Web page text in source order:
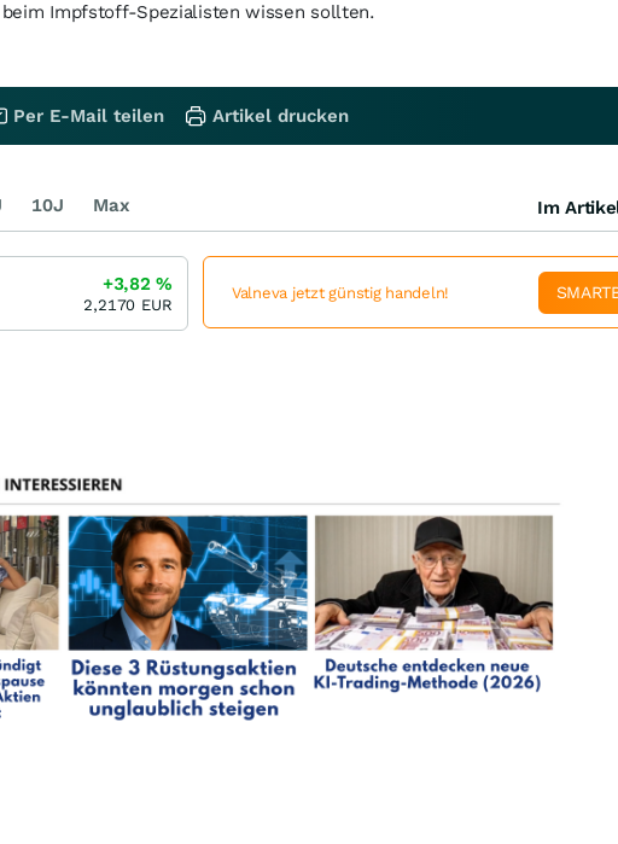
Impfstoff-Spezialisten wissen sollten.
Per E-Mail teilen Artikel drucken
10J Max Im
+3,82%
2,2170 EUR
Valneva jetzt günstig handeln!